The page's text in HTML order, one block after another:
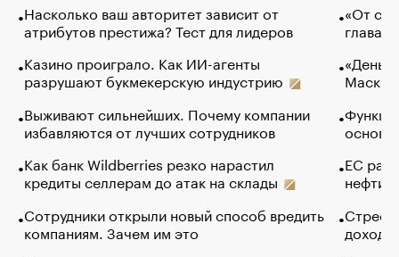
Насколько ваш авторитет зависит от
атрибутов престижа? Тест для лидеров
Казино проиграло. Как ИИ-агенты
разрушают букмекерскую индустрию
Выживают сильнейших. Почему компании
избавляются от лучших сотрудников
Как банк Wildberries резко нарастил
кредиты селлерам до атак на склады
Сотрудники открыли новый способ вредить
компаниям. Зачем им это
«От
глава
Маск в
основ
ЕС
нефти